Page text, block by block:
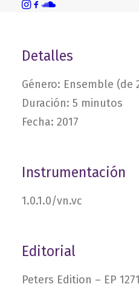
Detalles
Género: Ensemble (de
Duración: 5 minutos
Fecha: 2017
Instrumentación
1.0.1.0/vn.vc
Editorial
Peters Edition – EP